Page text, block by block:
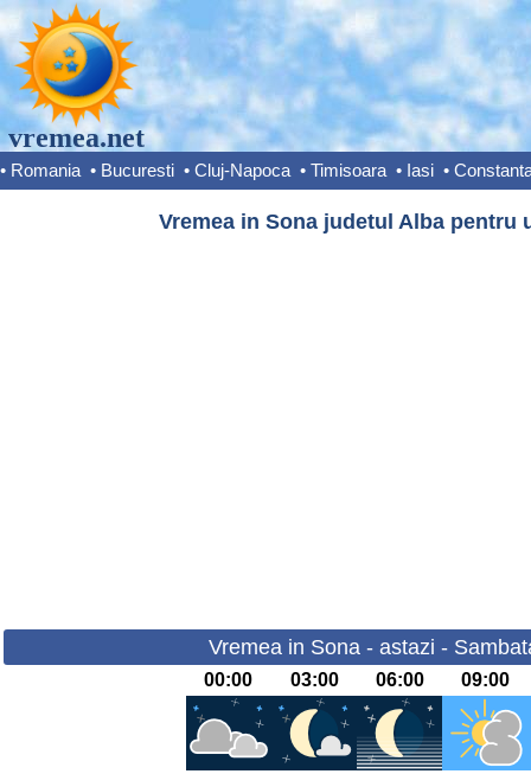
vremea.net
• Romania • Bucuresti • Cluj-Napoca • Timisoara • Iasi •
Vremea in Sona judetul Alba pentru
Vremea in Sona - astazi -
00:00 03:00 06:00 09:00